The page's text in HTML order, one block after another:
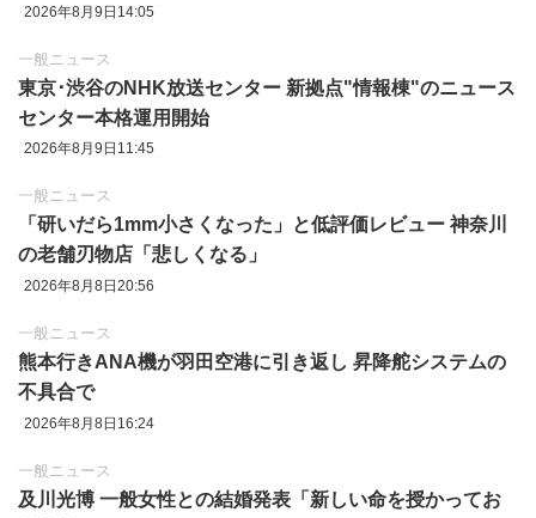
2026年8月9日14:05
一般ニュース
東京‪･‬渋谷のNHK放送センター 新拠点"情報棟"のニュース
センター本格運用開始
2026年8月9日11:45
一般ニュース
「研いだら1mm小さくなった」と低評価レビュー 神奈川
の老舗刃物店「悲しくなる」
2026年8月8日20:56
一般ニュース
熊本行きANA機が羽田空港に引き返し 昇降舵システムの
不具合で
2026年8月8日16:24
一般ニュース
及川光博 一般女性との結婚発表「新しい命を授かってお